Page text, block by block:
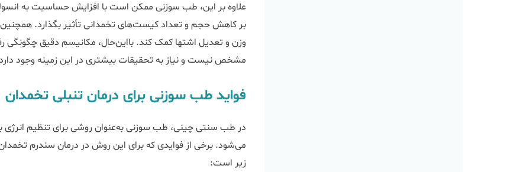
علاوه بر این، طب سوزنی ممکن است با افزایش حساسیت به
بر کاهش حجم و تعداد کیست‌های تخمدانی تأثیر بگذارد.
وزن و تعدیل اشتها کمک کند. بااین‌حال، مکانیسم دقیق چگونگی
مشخص نیست و نیاز به تحقیقات بیشتری در این زمینه وجود
فواید طب سوزنی برای درمان تنبلی تخمدان
در طب سنتی چینی، طب سوزنی به‌عنوان روشی برای تنظیم انرژی
زیر است: